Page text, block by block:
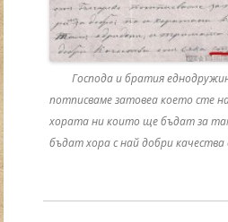
Господа и братия
потписваме затовеа което сте
хората ни които ще бъдат за
бъдат хора с най добри